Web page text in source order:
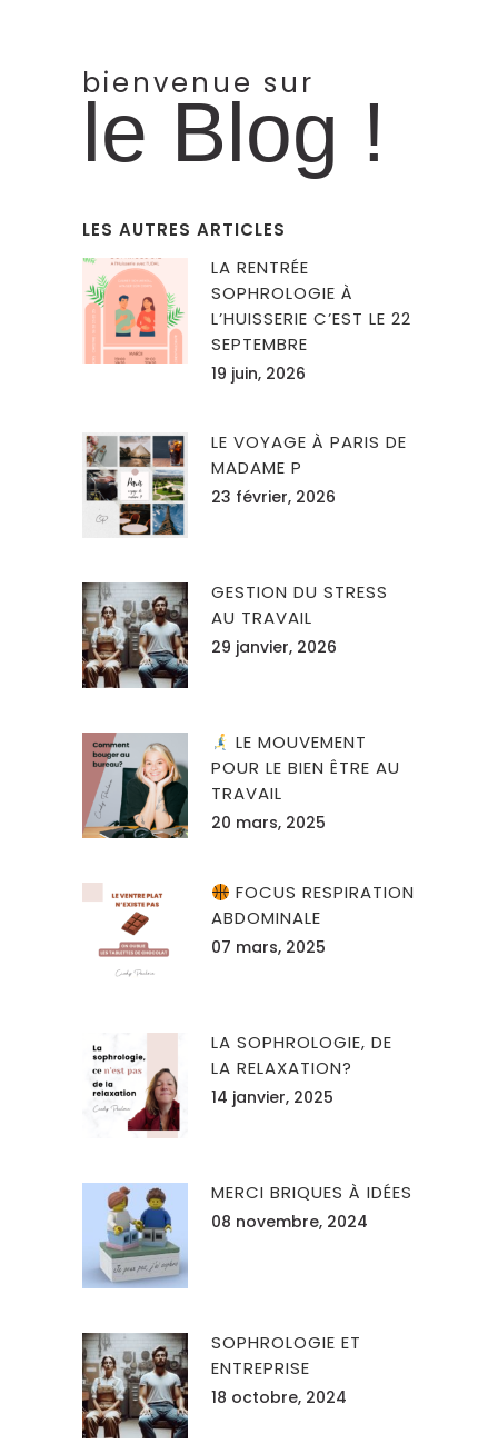
bienvenue sur
le Blog !
LES AUTRES ARTICLES
LA RENTRÉE
SOPHROLOGIE À
L’HUISSERIE C’EST LE 22
SEPTEMBRE
19 juin, 2026
LE VOYAGE À PARIS DE
MADAME P
23 février, 2026
GESTION DU STRESS
AU TRAVAIL
29 janvier, 2026
LE MOUVEMENT
POUR LE BIEN ÊTRE AU
TRAVAIL
20 mars, 2025
FOCUS RESPIRATION
ABDOMINALE
07 mars, 2025
LA SOPHROLOGIE, DE
LA RELAXATION?
14 janvier, 2025
MERCI BRIQUES À IDÉES
08 novembre, 2024
SOPHROLOGIE ET
ENTREPRISE
18 octobre, 2024